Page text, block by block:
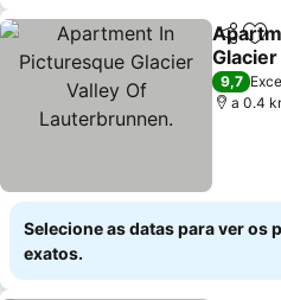
Partilhar
Ver
9,7
a 0.4
Selecione as datas para ver os
exatos.